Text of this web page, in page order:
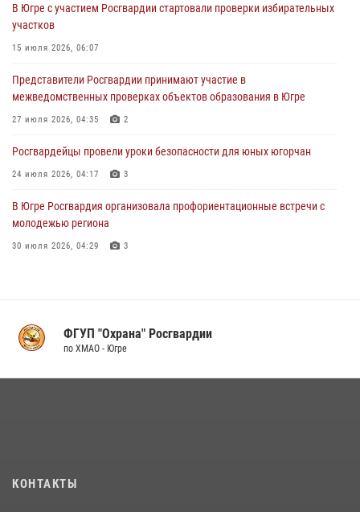
вневедомственной охраны с начала года
18 июля 2026, 11:46
участков
15 июля 2026, 06:07
В Югре с участием Росгвардии стартовали проверки избирательных
участков
15 июля 2026, 06:07
Представители Росгвардии принимают участие в
межведомственных проверках объектов образования в Югре
27 июля 2026, 04:35 2
Росгвардейцы провели уроки безопасности для юных югорчан
24 июля 2026, 04:17 3
В Югре Росгвардия организовала профориентационные встречи с
молодежью региона
30 июля 2026, 04:29 3
05 августа 2026, 09:44 2
ФГУП "Охрана" Росгвардии
по ХМАО - Югре
КОНТАКТЫ